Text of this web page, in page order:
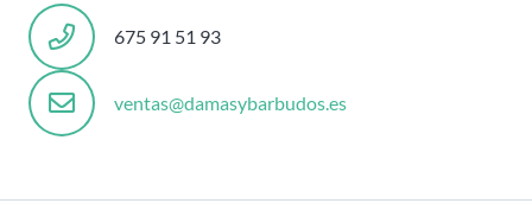
675 91 51 93
ventas@damasybarbudos.es